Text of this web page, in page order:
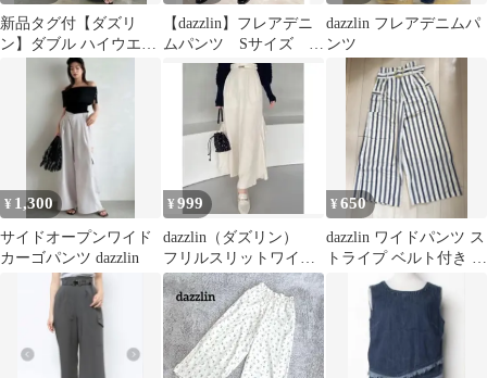
新品タグ付【ダズリ
ン】ダブル ハイウエス
ト ワイド デニム パン
ツ ブラック
【dazzlin】フレアデニ
ムパンツ Sサイズ ダ
ズリン
dazzlin フレアデニムパ
ンツ
¥ 1,300
サイドオープンワイド
カーゴパンツ dazzlin
¥ 999
dazzlin（ダズリン）
フリルスリットワイド
パンツ ホワイトワイ
ドパンツ
¥650
dazzlin ワイドパンツ ス
トライプ ベルト付き S